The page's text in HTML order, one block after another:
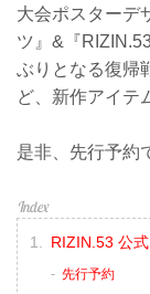
大会ポスターデ
ツ』&『
ぶりとなる復帰
ど、新作アイテ
是非、先行予約
RIZIN.53 公
先行予約